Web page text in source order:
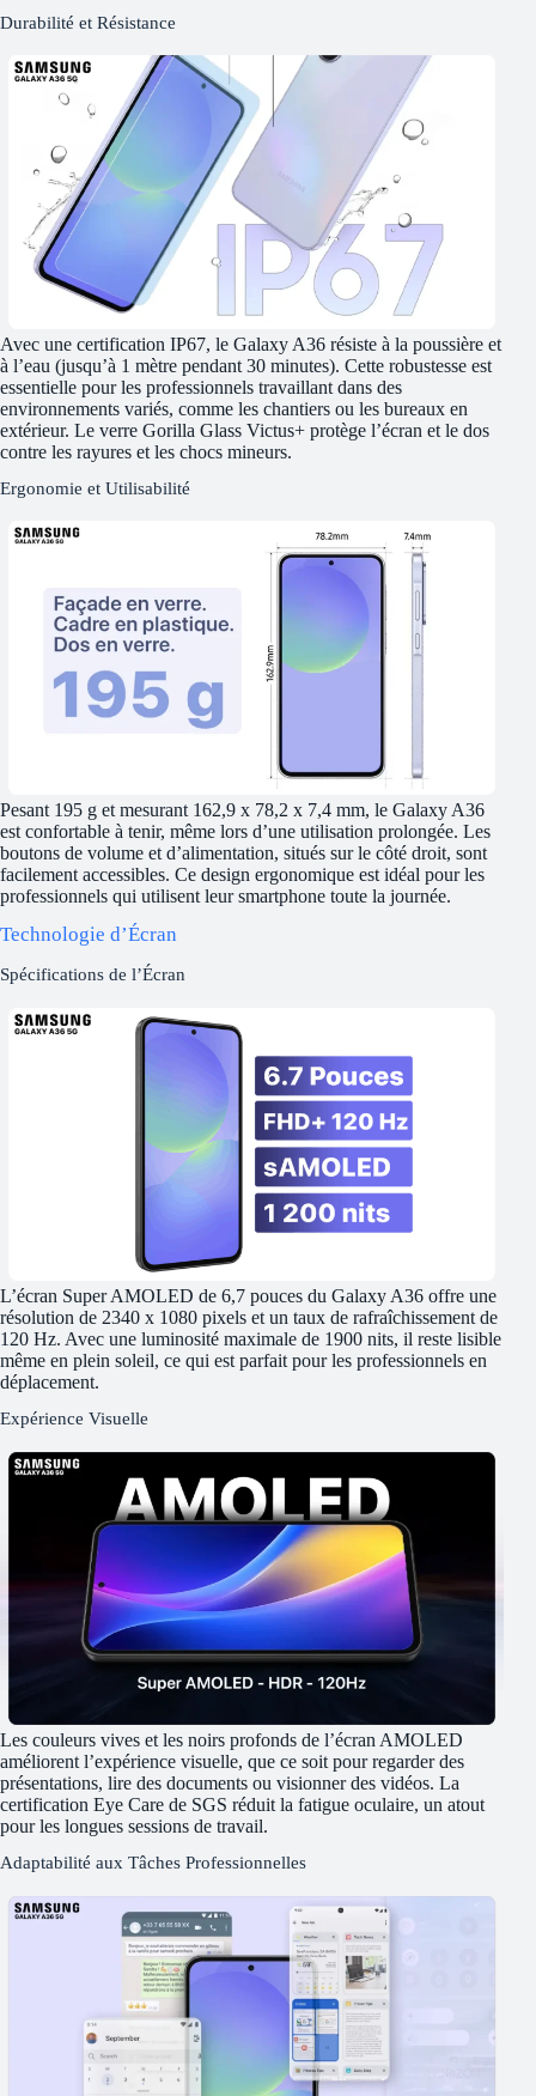
Durabilité et Résistance
Avec une certification IP67, le Galaxy A36 résiste à la poussière et
à l’eau (jusqu’à 1 mètre pendant 30 minutes). Cette robustesse est
essentielle pour les professionnels travaillant dans des
environnements variés, comme les chantiers ou les bureaux en
extérieur. Le verre Gorilla Glass Victus+ protège l’écran et le dos
contre les rayures et les chocs mineurs.
Ergonomie et Utilisabilité
Pesant 195 g et mesurant 162,9 x 78,2 x 7,4 mm, le Galaxy A36
est confortable à tenir, même lors d’une utilisation prolongée. Les
boutons de volume et d’alimentation, situés sur le côté droit, sont
facilement accessibles. Ce design ergonomique est idéal pour les
professionnels qui utilisent leur smartphone toute la journée.
Technologie d’Écran
Spécifications de l’Écran
L’écran Super AMOLED de 6,7 pouces du Galaxy A36 offre une
résolution de 2340 x 1080 pixels et un taux de rafraîchissement de
120 Hz. Avec une luminosité maximale de 1900 nits, il reste lisible
même en plein soleil, ce qui est parfait pour les professionnels en
déplacement.
Expérience Visuelle
Les couleurs vives et les noirs profonds de l’écran AMOLED
améliorent l’expérience visuelle, que ce soit pour regarder des
présentations, lire des documents ou visionner des vidéos. La
certification Eye Care de SGS réduit la fatigue oculaire, un atout
pour les longues sessions de travail.
Adaptabilité aux Tâches Professionnelles